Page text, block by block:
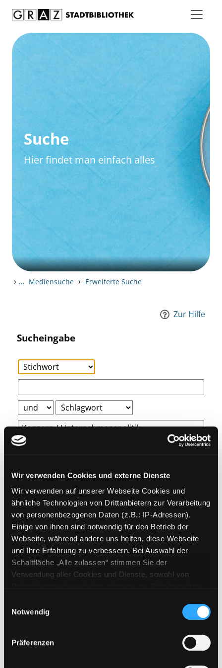
Wir verwenden Cookies und externe Dienste
Wir verwenden auf unserer Webseite Cookies und
ähnliche Technologien von Drittanbietern zur Verarbeitung
von personenbezogenen Daten (z.B.: IP-Adressen).
Einige von ihnen sind notwendig für den Betrieb der
Webseite, während andere uns helfen, diese Webseite
und Ihre Erfahrung zu verbessern. Bei Auswahl der
Schaltfläche „Alle zulassen“ stimmen Sie der
Verwendung aller Cookies und Dienste, sowohl von
Cookies von Drittanbietern, eine Verarbeitung in
unsicheren Drittländern (Länder außerhalb des EWR
ohne adäquates Datenschutzniveau) stattfinden kann. In
diesem Zusammenhang können aktuell Risiken für
Notwendig
Präferenzen
Suche
Hier findet man einfach alles
› ... Mediensuche › Erweiterte Suche
Zur Hilfe
Sucheingabe
Weitere Suchkriterien
Erwerbungen der letzten Tage
Jahr von
Medien anzeigen, die nach dem Jahr veröffentlicht
Jahr bis
Medien anzeigen, die vor dem
E-Medien
Mediengruppe